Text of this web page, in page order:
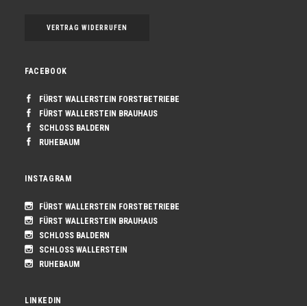
VERTRAG WIDERRUFEN
FACEBOOK
FÜRST WALLERSTEIN FORSTBETRIEBE
FÜRST WALLERSTEIN BRAUHAUS
SCHLOSS BALDERN
RUHEBAUM
INSTAGRAM
FÜRST WALLERSTEIN FORSTBETRIEBE
FÜRST WALLERSTEIN BRAUHAUS
SCHLOSS BALDERN
SCHLOSS WALLERSTEIN
RUHEBAUM
LINKEDIN